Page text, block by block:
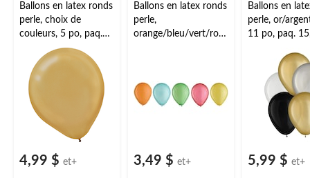
Ballons en latex ronds
perle, choix de
couleurs, 5 po, paq.
50, pour fête
d'anniversaire
4,99 $ et+
Ballons en latex ronds
perle,
orange/bleu/vert/rou
3,49 $ et+
Ballons en
perle, or/
11 po, paq.
5,99 $ et+